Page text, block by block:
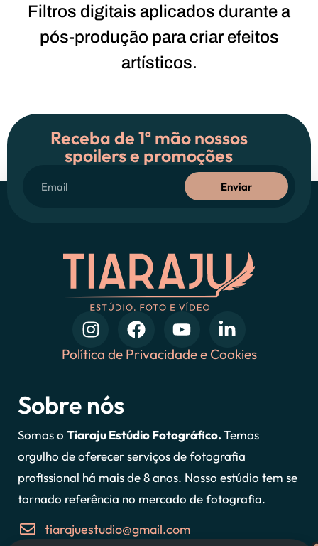
Filtros digitais aplicados durante a
pós-produção para criar efeitos
artísticos.
Receba de 1ª mão nossos
spoilers e promoções
Enviar
Política de Privacidade e Cookies
Sobre nós
Somos o Tiaraju Estúdio Fotográfico.Temos
orgulho de oferecer serviços de fotografia
profissional há mais de 8 anos. Nosso estúdio tem se
tornado referência no mercado de fotografia.
tiarajuestudio@gmail.com